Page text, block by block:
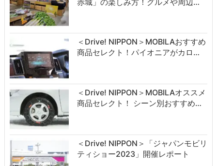
＜Drive! NIPPON＞MOBILAおすすめ
商品セレクト！パイオニアがカロ…
＜Drive! NIPPON＞MOBILAオススメ
商品セレクト！ シーン別おすすめ…
＜Drive! NIPPON＞「ジャパンモビリ
ティショー2023」開催レポート